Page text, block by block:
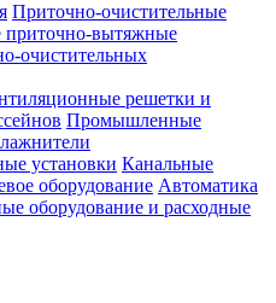
Приточно-очистительные
приточно-вытяжные
очистительных
решетки и
Промышленные
установки Канальные
оборудование Автоматика
оборудование и расходные